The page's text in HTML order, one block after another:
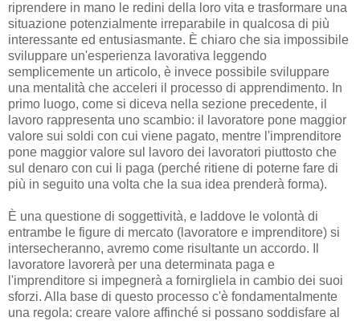
riprendere in mano le redini della loro vita e trasformare una
situazione potenzialmente irreparabile in qualcosa di più
interessante ed entusiasmante. È chiaro che sia impossibile
sviluppare un'esperienza lavorativa leggendo
semplicemente un articolo, è invece possibile sviluppare
una mentalità che acceleri il processo di apprendimento. In
primo luogo, come si diceva nella sezione precedente, il
lavoro rappresenta uno scambio: il lavoratore pone maggior
valore sui soldi con cui viene pagato, mentre l'imprenditore
pone maggior valore sul lavoro dei lavoratori piuttosto che
sul denaro con cui li paga (perché ritiene di poterne fare di
più in seguito una volta che la sua idea prenderà forma).
È una questione di soggettività, e laddove le volontà di
entrambe le figure di mercato (lavoratore e imprenditore) si
intersecheranno, avremo come risultante un accordo. Il
lavoratore lavorerà per una determinata paga e
l'imprenditore si impegnerà a fornirgliela in cambio dei suoi
sforzi. Alla base di questo processo c'è fondamentalmente
una regola: creare valore affinché si possano soddisfare al